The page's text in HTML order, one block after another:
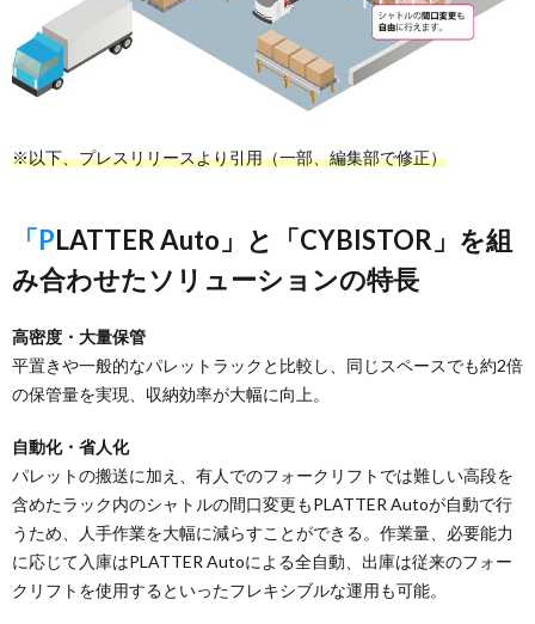
※以下、プレスリリースより引用（一部、編集部で修正）
「PLATTER Auto」と「CYBISTOR」を組
み合わせたソリューションの特長
高密度・大量保管
平置きや一般的なパレットラックと比較し、同じスペースでも約2倍
の保管量を実現、収納効率が大幅に向上。
自動化・省人化
パレットの搬送に加え、有人でのフォークリフトでは難しい高段を
含めたラック内のシャトルの間口変更もPLATTER Autoが自動で行
うため、人手作業を大幅に減らすことができる。作業量、必要能力
に応じて入庫はPLATTER Autoによる全自動、出庫は従来のフォー
クリフトを使用するといったフレキシブルな運用も可能。